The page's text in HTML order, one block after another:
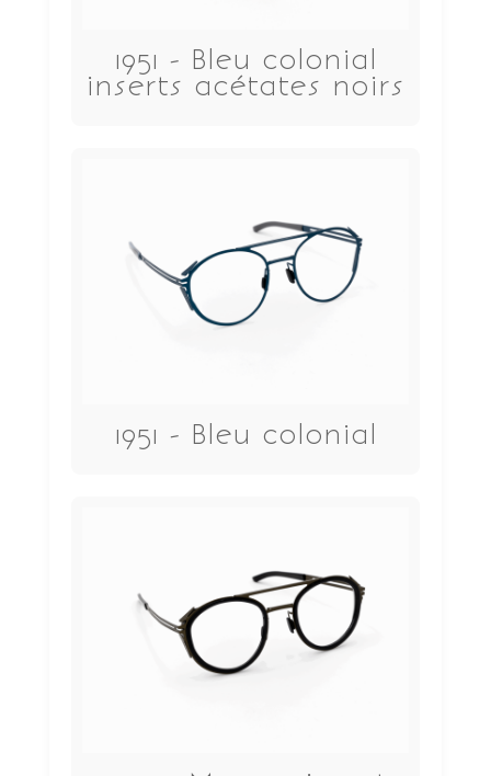
1951 - Bleu colonial
inserts acétates noirs
1951 - Bleu colonial